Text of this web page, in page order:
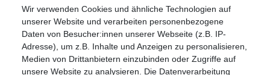
Wir verwenden Cookies und ähnliche Technologien auf
unserer Website und verarbeiten personenbezogene
Daten von Besucher:innen unserer Webseite (z.B. IP-
Adresse), um z.B. Inhalte und Anzeigen zu personalisieren,
Medien von Drittanbietern einzubinden oder Zugriffe auf
unsere Website zu analysieren. Die Datenverarbeitung
07051-9608828
info@schmuckador.de
Montag bis Freitag 8.30 – 12.00 Uhr und 13.30 bis 17.30 Uhr